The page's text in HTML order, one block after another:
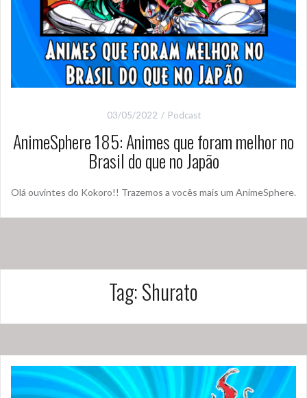
03/05/2022 Podcast
AnimeSphere 185: Animes que foram melhor no
Brasil do que no Japão
Olá ouvintes do Kokoro!! Trazemos a vocês mais um AnimeSphere.
Tag:Shurato